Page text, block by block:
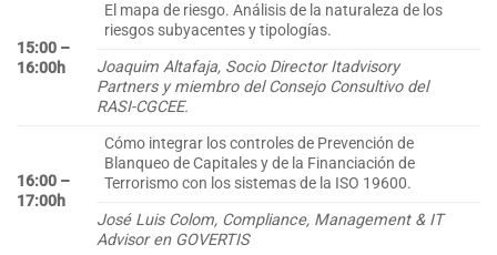
15:00 –
16:00h
El mapa de riesgo. Análisis de la naturaleza de los
riesgos subyacentes y tipologías.
Joaquim Altafaja, Socio Director Itadvisory
Partners y miembro del Consejo Consultivo del
RASI-CGCEE.
16:00 –
17:00h
Cómo integrar los controles de Prevención de
Blanqueo de Capitales y de la Financiación de
Terrorismo con los sistemas de la ISO 19600.
José Luis Colom, Compliance, Management & IT
Advisor en GOVERTIS